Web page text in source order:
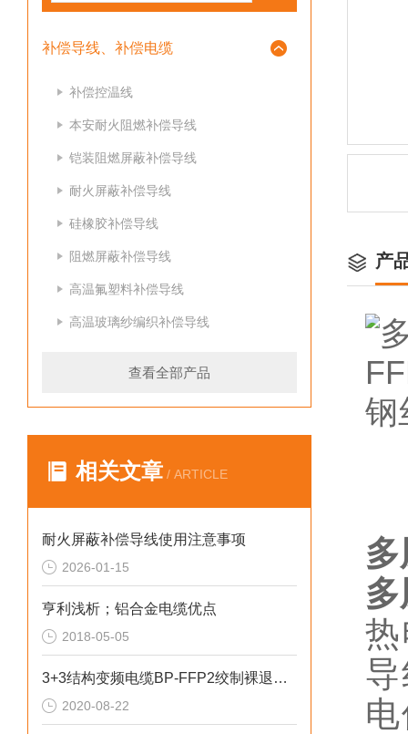
补偿导线、补偿电缆
补偿控温线
本安耐火阻燃补偿导线
铠装阻燃屏蔽补偿导线
耐火屏蔽补偿导线
硅橡胶补偿导线
阻燃屏蔽补偿导线
高温氟塑料补偿导线
高温玻璃纱编织补偿导线
查看全部产品
相关文章 / ARTICLE
耐火屏蔽补偿导线使用注意事项
2026-01-15
亨利浅析；铝合金电缆优点
2018-05-05
3+3结构变频电缆BP-FFP2绞制裸退火铜
2020-08-22
产